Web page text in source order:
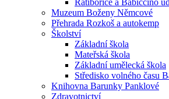
Ratibořice a Babiččino
Muzeum Boženy Němcové
Přehrada Rozkoš a autokemp
Školství
Základní škola
Mateřská škola
Základní umělecká škola
Středisko volného času
Knihovna Barunky Panklové
Zdravotnictví